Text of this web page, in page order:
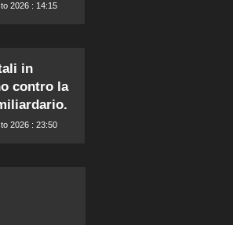
2026 : 14:15
in
contro la
2026 : 23:50